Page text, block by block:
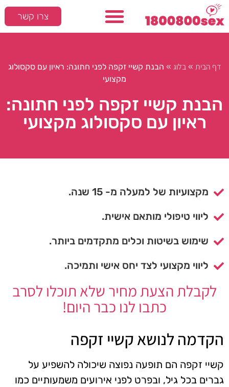
צרו קשר
דף הבית »בלוג » הבנת קשיי זקפה לפני חתונה: ראיון עם סקסולוג
מקצועי
הבנת קשיי זקפה לפני חתונה:
ראיון עם סקסולוג מקצועי
מקצועיות של למעלה מ- 15 שנה.
ליווי טיפולי מותאם אישית.
שימוש בשיטות וכלים מתקדמים ביותר.
ליווי מקצועי לצד יחס אישי ותמיכה.
לקבלת הצעת מחיר שלא תוכלו לסרב
כתבו לנו כבר היום!
הקדמה לנושא קשיי זקפה
קשיי זקפה הם תופעה נפוצה שיכולה להשפיע על
גברים בכל גיל, ובפרט לפני אירועים משמעותיים כמו